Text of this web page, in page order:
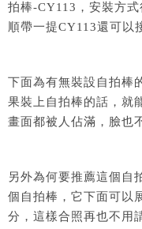
拍棒-CY113，安裝方
順帶一提CY113還可以
下面為有無裝設自拍棒
果裝上自拍棒的話，就
畫面都被人佔滿，臉也
另外為何要推薦這個自
個自拍棒，它下面可以
分，這樣合照再也不用